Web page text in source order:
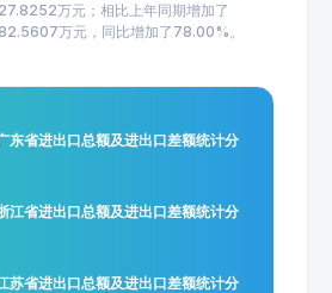
万元；相比上年同期增加了
万元，同比增加了78.00%。
东省进出口总额及进出口差额统计分
江省进出口总额及进出口差额统计分
苏省进出口总额及进出口差额统计分